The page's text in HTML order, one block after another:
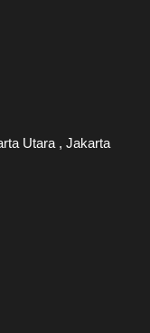
Utara , Jakarta